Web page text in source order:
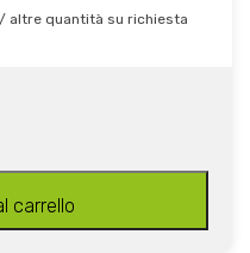
altre quantità su richiesta
carrello